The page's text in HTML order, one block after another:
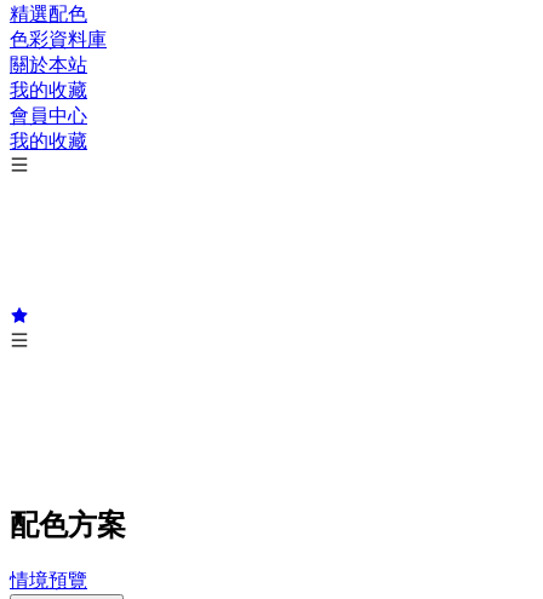
精選配色
色彩資料庫
關於本站
我的收藏
會員中心
我的收藏
配色方案
情境預覽